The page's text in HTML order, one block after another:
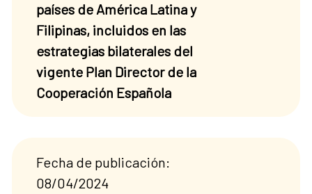
países de América Latina y
Filipinas, incluidos en las
estrategias bilaterales del
vigente Plan Director de la
Cooperación Española
Fecha de publicación:
08/04/2024